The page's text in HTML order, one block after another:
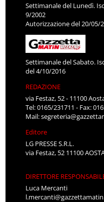
Settimanale del Lunedì.
9/2002
Autorizzazione del 20/05/
Settimanale del Sabato.
del 4/10/2016
REDAZIONE
via Festaz, 52 - 11100
Tel: 0165/231711 - Fax:
Mail:
Editore
LG PRESSE S.R.L.
via Festaz, 52 11100
DIRETTORE
Luca Mercanti